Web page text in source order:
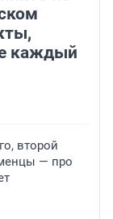
каждый
второй
— про